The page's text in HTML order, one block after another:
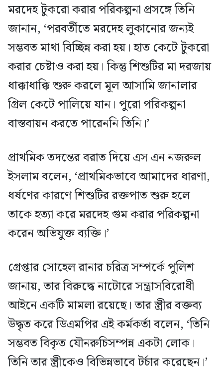
মরদেহ টুকরো করার পরিকল্পনা প্রসঙ্গে তিনি
জানান, ‘পরবর্তীতে মরদেহ লুকানোর জন্যই
সম্ভবত মাথা বিচ্ছিন্ন করা হয়। হাত কেটে টুকরো
করার চেষ্টাও করা হয়। কিন্তু শিশুটির মা দরজায়
ধাক্কাধাক্কি শুরু করলে মূল আসামি জানালার
গ্রিল কেটে পালিয়ে যান। পুরো পরিকল্পনা
বাস্তবায়ন করতে পারেননি তিনি।’
প্রাথমিক তদন্তের বরাত দিয়ে এস এন নজরুল
ইসলাম বলেন, ‘প্রাথমিকভাবে আমাদের ধারণা,
ধর্ষণের কারণে শিশুটির রক্তপাত শুরু হলে
তাকে হত্যা করে মরদেহ গুম করার পরিকল্পনা
করেন অভিযুক্ত ব্যক্তি।’
গ্রেপ্তার সোহেল রানার চরিত্র সম্পর্কে পুলিশ
জানায়, তার বিরুদ্ধে নাটোরে সন্ত্রাসবিরোধী
আইনে একটি মামলা রয়েছে। তার স্ত্রীর বক্তব্য
উদ্ধৃত করে ডিএমপির এই কর্মকর্তা বলেন, ‘তিনি
সম্ভবত বিকৃত যৌনরুচিসম্পন্ন একটা লোক।
তিনি তার স্ত্রীকেও বিভিন্নভাবে টর্চার করেছেন।’